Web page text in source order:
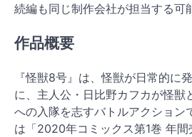
続編も同じ制作会社が担当する可
作品概要
『怪獣8号』は、怪獣が日常的に
に、主人公・日比野カフカが怪獣
への入隊を志すバトルアクション
は「2020年コミックス第1巻 年間